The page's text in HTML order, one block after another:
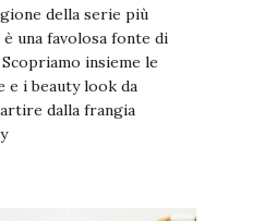
della serie più
è una favolosa fonte di
insieme le
e i beauty look da
dalla frangia